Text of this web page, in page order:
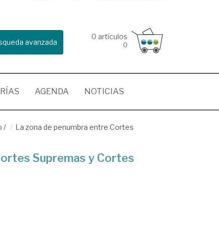
avanzada
0 artículos
0
AGENDA NOTICIAS
/
La zona de penumbra entre Cortes
Supremas y Cortes